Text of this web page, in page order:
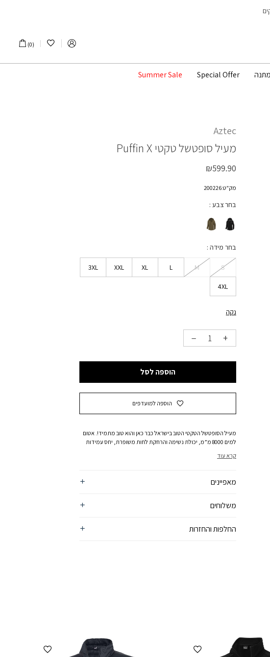
הרשימה שלי
0
Special Offer
Summer Sale
Aztec
מעיל סופטשל טקטי Puffin X
₪599.90
מק"ט:200226
בחר צבע
בחר מידה
S
M
L
XL
XXL
3XL
4XL
נקה
הוספה לסל
הוספה למועדפים
מעיל הסופטשל הטקטי הטוב בישראל כבר כאן והוא טוב מתמיד!. אטום
למים 8000 מ”מ, יכולת נשימה והרחקת לחות משופרת, יחס עמידות
קרא עוד
מאפיינים
משלוחים
החלפות והחזרות
הוספה למועדפים הוספה למועדפים